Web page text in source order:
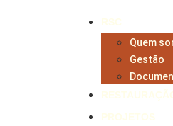
Quem
Gestão